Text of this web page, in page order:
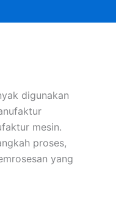
digunakan
mesin.
proses,
yang